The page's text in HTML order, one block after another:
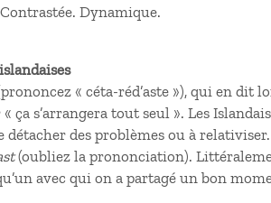
Dynamique.
« céta-réd’aste »), qui en dit
ça s’arrangera tout seul ». Les
détacher des problèmes ou à relativiser.
(oubliez la prononciation).
avec qui on a partagé un bon